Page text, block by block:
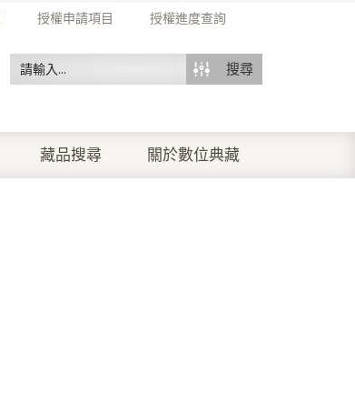
授權申請項目 授權進度查詢
搜尋
藏品搜尋 關於數位典藏